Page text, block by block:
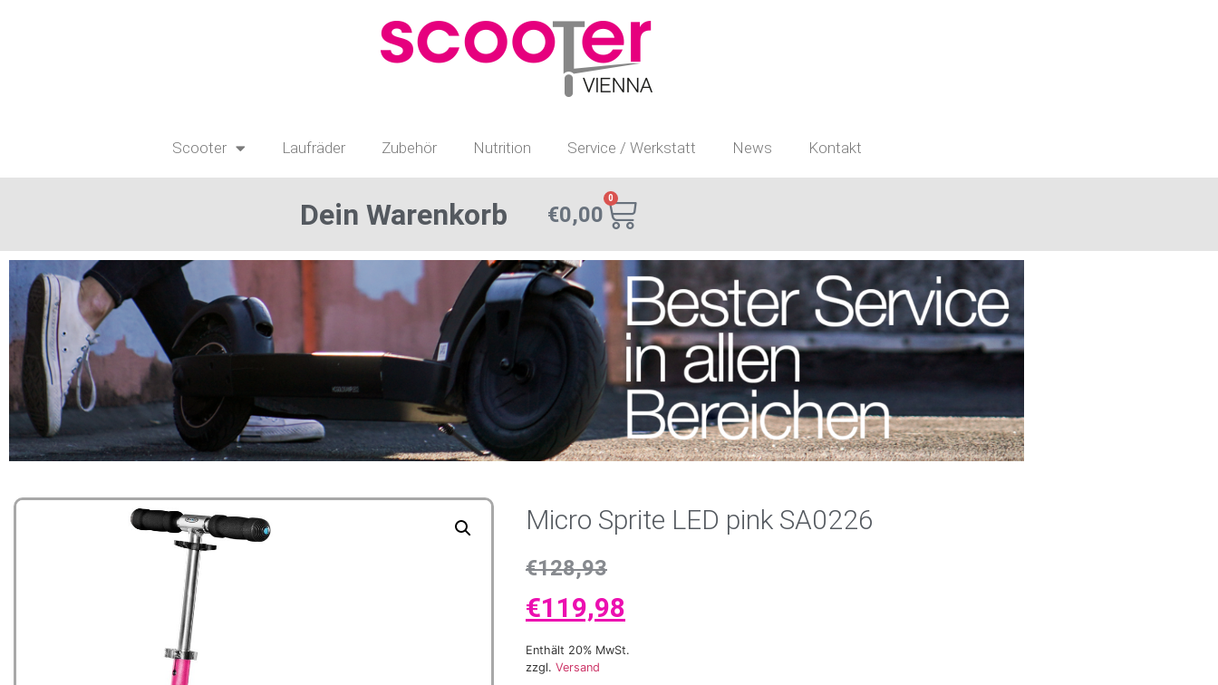
Scooter Laufräder Zubehör Nutrition Service / Werkstatt News Kontakt
Dein Warenkorb €0,00
0
Micro Sprite LED pink SA0226
€128,93
€119,98
Enthält 20% MwSt.
zzgl. Versand